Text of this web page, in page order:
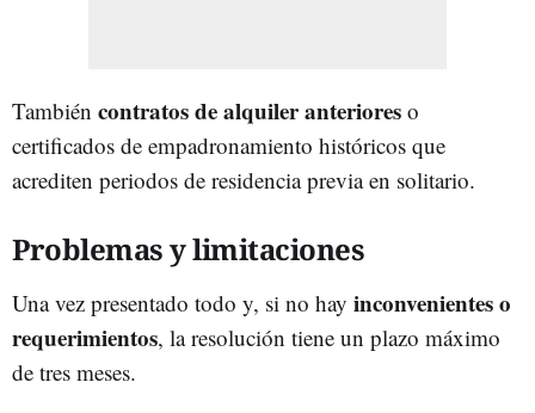
También contratos de alquiler anteriores o
certificados de empadronamiento históricos que
acrediten periodos de residencia previa en solitario.
Problemas y limitaciones
Una vez presentado todo y, si no hay inconvenientes o
requerimientos, la resolución tiene un plazo máximo
de tres meses.